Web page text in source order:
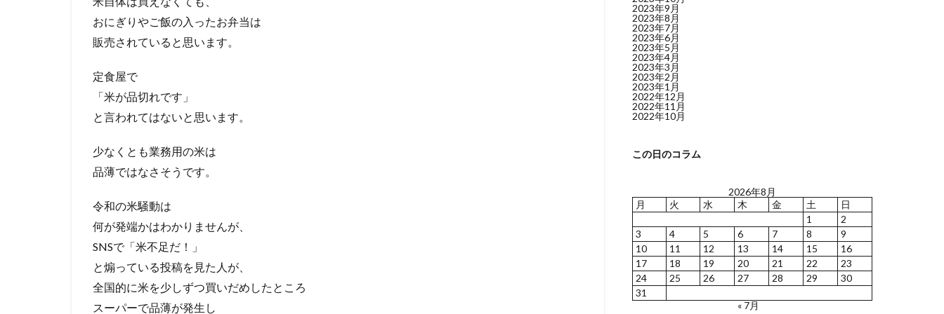
おにぎりやご飯の入ったお弁当は
販売されていると思います。
定食屋で
「米が品切れです」
と言われてはないと思います。
少なくとも業務用の米は
品薄ではなさそうです。
令和の米騒動は
何が発端かはわかりませんが、
SNSで「米不足だ！」
と煽っている投稿を見た人が、
全国的に米を少しずつ買いだめしたところ
スーパーで品薄が発生し
2023年9月
2023年8月
2023年7月
2023年6月
2023年5月
2023年4月
2023年3月
2023年2月
2023年1月
2022年12月
2022年11月
2022年10月
この日のコラム
2026年8月
月
火 水 木 金 土
日
1
2
3
4 5 6 7 8
9
10
11 12 13 14 15
16
17
18 19 20 21 22
23
24
25 26 27 28 29
30
31
« 7月